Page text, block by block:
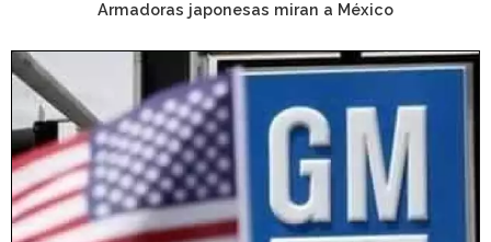
Armadoras japonesas miran a México